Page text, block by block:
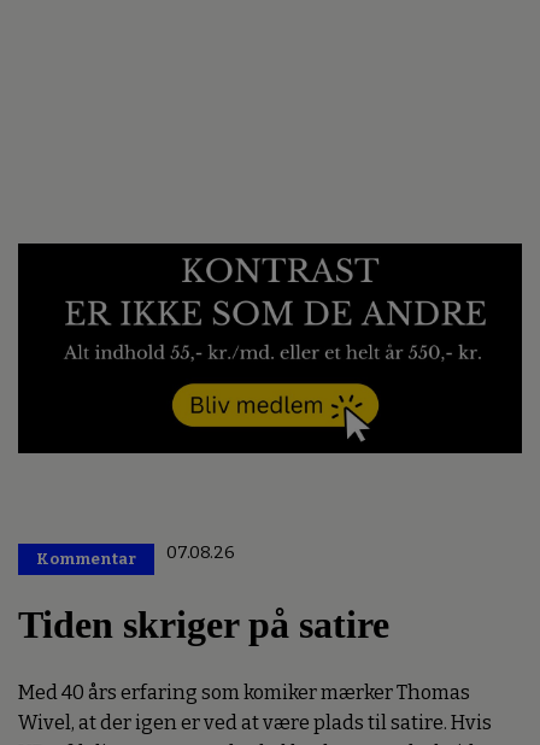
Kommentar 07.08.26
Tiden skriger på satire
Med 40 års erfaring som komiker mærker Thomas
Wivel, at der igen er ved at være plads til satire. Hvis